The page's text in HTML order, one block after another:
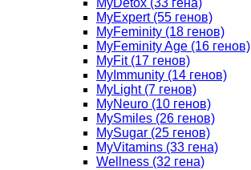
MyDetox (33 гена)
MyExpert (55 генов)
MyFeminity (18 генов)
MyFeminity Age (16 генов)
MyFit (17 генов)
MyImmunity (14 генов)
MyLight (7 генов)
MyNeuro (10 генов)
MySmiles (26 генов)
MySugar (25 генов)
MyVitamins (33 гена)
Wellness (32 гена)